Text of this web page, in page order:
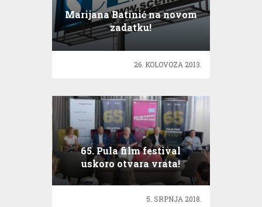
Marijana Batinić na novom
zadatku!
26. KOLOVOZA 2013.
65. Pula film festival
uskoro otvara vrata!
5. SRPNJA 2018.